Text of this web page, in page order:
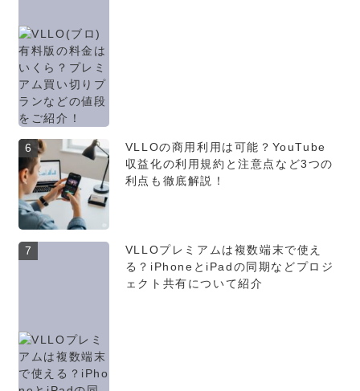
6
VLLOの商用利用は可能？YouTube
収益化の利用規約と注意点など3つの
利点も徹底解説！
7
VLLOプレミアムは複数端末で使え
る？iPhoneとiPadの同期などプロジ
ェクト共有について紹介